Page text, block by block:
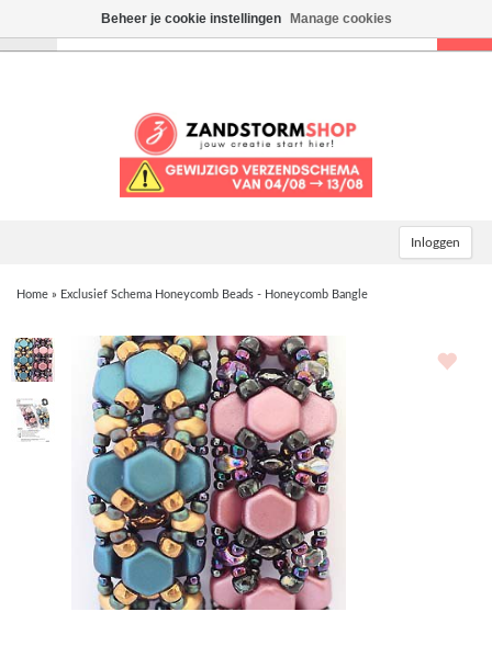
Inloggen
Home » Exclusief Schema Honeycomb Beads - Honeycomb Bangle
Beheer je cookie instellingen Manage cookies